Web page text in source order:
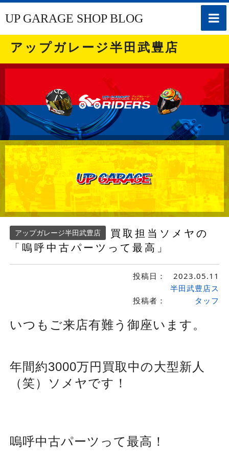
toggle
UP GARAGE SHOP BLOG
アップガレージ半田武豊店
アップガレージ半田武豊店
買取担当ソメヤの
「嗚呼中古パーツって最高」
投稿日： 2023.05.11
投稿者：
半田武豊店ス
タッフ
いつもご来店有難う御座います。
年間約3000万円買取中の大型新人
（笑）ソメヤです！
嗚呼中古パーツって最高！